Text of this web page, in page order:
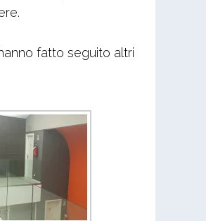
fatto seguito altri